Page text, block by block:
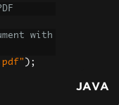
with
);
JAVA